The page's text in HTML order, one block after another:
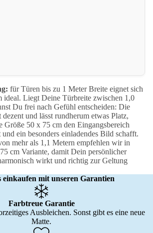
für Türen bis zu 1 Meter Breite eignet sich
ideal. Liegt Deine Türbreite zwischen 1,0
Du frei nach Gefühl entscheiden: Die
und lässt rundherum etwas Platz,
Größe 50 x 75 cm den Eingangsbereich
ein besonders einladendes Bild schafft.
mehr als 1,1 Metern empfehlen wir in
cm Variante, damit Dein persönlicher
wirkt und richtig zur Geltung
einkaufen mit unseren Garantien
Farbtreue Garantie
Ausbleichen. Sonst gibt es eine neue
Matte.